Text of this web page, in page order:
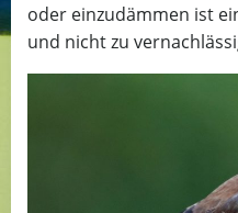
oder einzudämmen ist
und nicht zu